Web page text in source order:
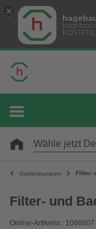
hagebau
Wähle jetzt
Gartenpumpen Filter-
Filter- und
Online-Artikelnr.: 1066807